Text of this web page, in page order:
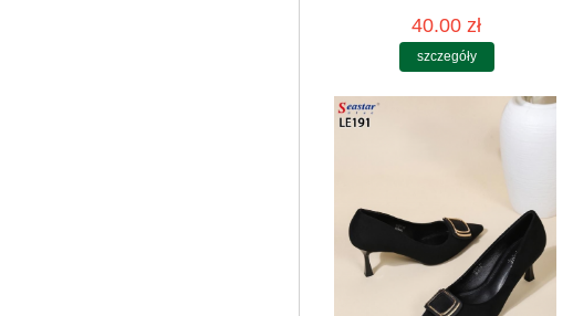
40.00 zł
szczegóły